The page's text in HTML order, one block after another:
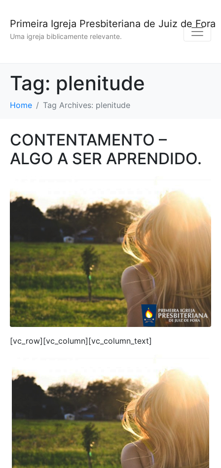
Primeira Igreja Presbiteriana de Juiz de Fora
Uma igreja biblicamente relevante.
Tag: plenitude
Home Tag Archives: plenitude
CONTENTAMENTO –
ALGO A SER APRENDIDO.
[vc_row][vc_column][vc_column_text]